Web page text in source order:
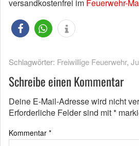
versandkostenfrei im Feuerwehr-
Schlagwörter: Freiwillige Feuerwehr,
Schreibe einen Kommentar
Deine E-Mail-Adresse wird nicht
Erforderliche Felder sind mit*
Kommentar *